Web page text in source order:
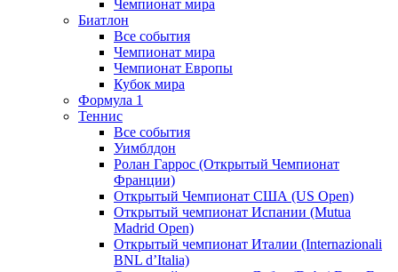
Чемпионат мира
Биатлон
Все события
Чемпионат мира
Чемпионат Европы
Кубок мира
Формула 1
Теннис
Все события
Уимблдон
Ролан Гаррос (Открытый Чемпионат
Франции)
Открытый Чемпионат США (US Open)
Открытый чемпионат Испании (Mutua
Madrid Open)
Открытый чемпионат Италии (Internazionali
BNL d’Italia)